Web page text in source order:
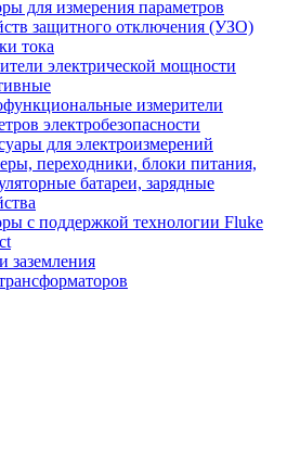
для измерения параметров
защитного отключения (УЗО)
тока
электрической мощности
измерители
электробезопасности
для электроизмерений
переходники, блоки питания,
батареи, зарядные
с поддержкой технологии Fluke